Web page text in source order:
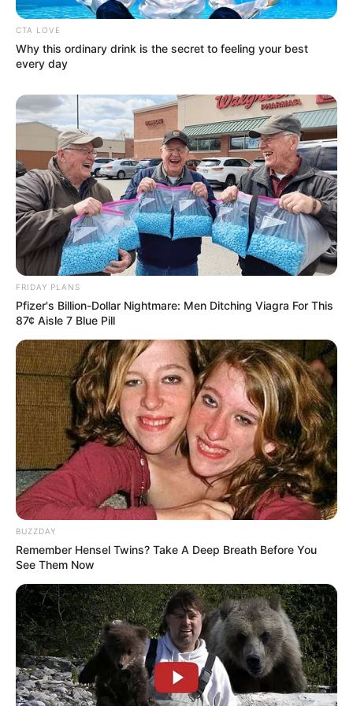
Email address:
ΝΙΚΟΛΑΟΣ ΑΝΑΞΙΜΑΝΔΡΟΣ. Aπαγορεύεται η αναπαραγωγή, η
αναδημοσίευση και η τροποποίησή τους χωρίς προηγούμενη
γραπτή άδεια του δημιουργού τους. Με επιφύλαξη κάθε νόμιμου
δικαιώματος. Διαβάστε τηνΠολιτική Απορρήτουτου website πριν
να το χρησιμοποιήσετε, καθώς χρησιμοποιώντας το την
αποδέχεστε. Ο ιστότοπος διατηρεί το δικαίωμα να τροποποιήσει
τους όρους χρήσης.
Επικοινωνήστε μαζί μας: nikolaosgeor@gmail.com
@2022 - nikolaosanaximandros.gr. All Right Reserved. Designed and
Developed by Web Technical
CTA LOVE
Why this ordinary drink is the secret to feeling your best
every day
FRIDAY PLANS
Pfizer's Billion-Dollar Nightmare: Men Ditching Viagra For This
87¢ Aisle 7 Blue Pill
BUZZDAY
Remember Hensel Twins? Take A Deep Breath Before You
See Them Now